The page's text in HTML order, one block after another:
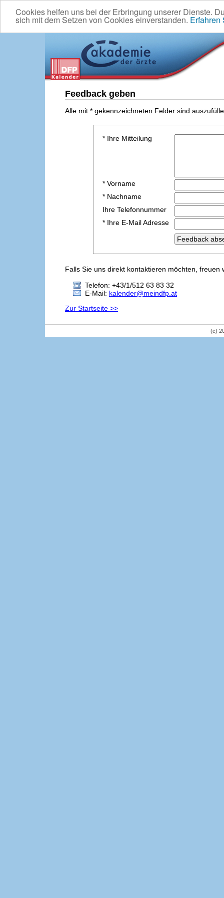
Cookies helfen uns bei der Erbringung unserer Dienste.
sich mit dem Setzen von Cookies einverstanden. Erfahren
Feedback geben
Alle mit * gekennzeichneten Felder sind
* Ihre Mitteilung
* Vorname
* Nachname
Ihre Telefonnummer
* Ihre E-Mail Adresse
Falls Sie uns direkt kontaktieren möchten,
Telefon: +43/1/512 63 83 32
E-Mail: kalender@meindfp.at
Zur Startseite >>
(c)